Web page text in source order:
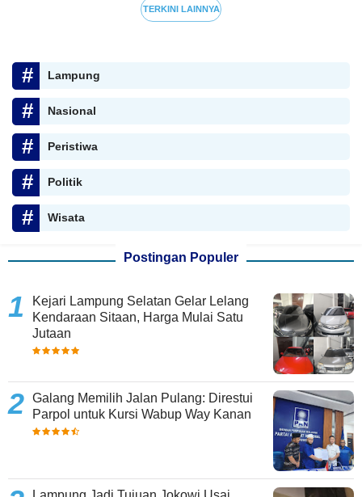
TERKINI LAINNYA
Lampung
Nasional
Peristiwa
Politik
Wisata
Postingan Populer
Kejari Lampung Selatan Gelar Lelang
Kendaraan Sitaan, Harga Mulai Satu
Jutaan
Galang Memilih Jalan Pulang: Direstui
Parpol untuk Kursi Wabup Way Kanan